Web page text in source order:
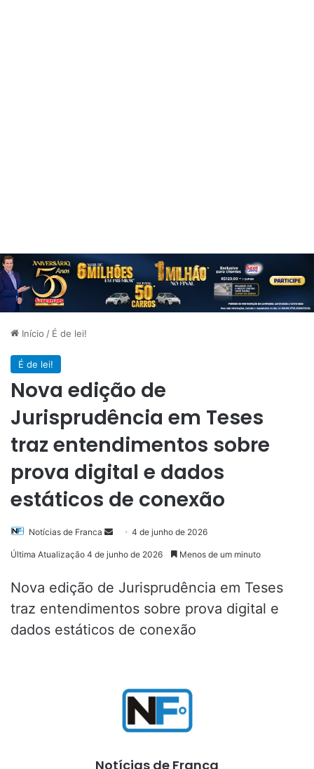
Início / É de lei!
É de lei!
Nova edição de
Jurisprudência em Teses
traz entendimentos sobre
prova digital e dados
estáticos de conexão
Notícias de Franca
Mande
mail
4 de junho de 2026
Última Atualização 4 de junho de 2026 Menos de um minuto
Nova edição de Jurisprudência em Teses
traz entendimentos sobre prova digital e
dados estáticos de conexão
Notícias de Franca